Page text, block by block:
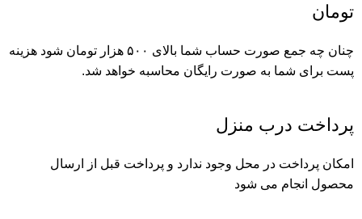
تومان
چنان چه جمع صورت حساب شما بالای ۵۰۰ هزار تومان شود هزینه
پست برای شما به صورت رایگان محاسبه خواهد شد.
پرداخت درب منزل
امکان پرداخت در محل وجود ندارد و پرداخت قبل از ارسال
محصول انجام می شود